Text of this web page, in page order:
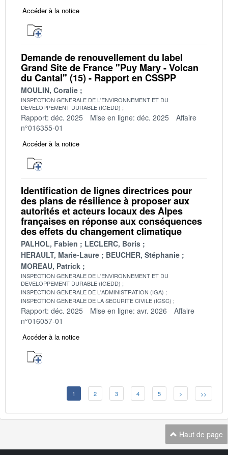
Accéder à la notice
Demande de renouvellement du label
Grand Site de France "Puy Mary - Volcan
du Cantal" (15) - Rapport en CSSPP
MOULIN, Coralie
INSPECTION GENERALE DE L'ENVIRONNEMENT ET DU
DEVELOPPEMENT DURABLE (IGEDD)
Rapport: déc. 2025 Mise en ligne: déc. 2025
Affaire
n°016355-01
Accéder à la notice
Identification de lignes directrices pour
des plans de résilience à proposer aux
autorités et acteurs locaux des Alpes
françaises en réponse aux conséquences
des effets du changement climatique
PALHOL, Fabien
LECLERC, Boris
HERAULT, Marie-Laure
BEUCHER, Stéphanie
MOREAU, Patrick
INSPECTION GENERALE DE L'ENVIRONNEMENT ET DU
DEVELOPPEMENT DURABLE (IGEDD)
INSPECTION GENERALE DE L'ADMINISTRATION (IGA)
INSPECTION GENERALE DE LA SECURITE CIVILE (IGSC)
Rapport: déc. 2025 Mise en ligne: avr. 2026
Affaire
n°016057-01
Accéder à la notice
1 2 3 4 5 > >>
Haut de page